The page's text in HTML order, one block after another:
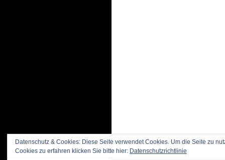
Datenschutz & Cookies: Diese Seite verwendet Cookies. Um die Seite zu
Cookies zu erfahren klicken Sie bitte hier: Datenschutzrichtlinie